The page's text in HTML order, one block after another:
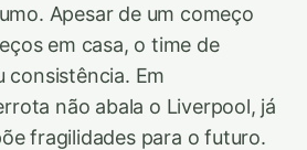
Apesar de um começo
em casa, o time de
consistência. Em
não abala o Liverpool, já
fragilidades para o futuro.